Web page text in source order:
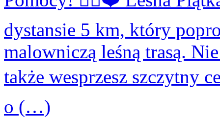
dystansie 5 km, który
malowniczą leśną trasą.
także wesprzesz szczytny
o (…)